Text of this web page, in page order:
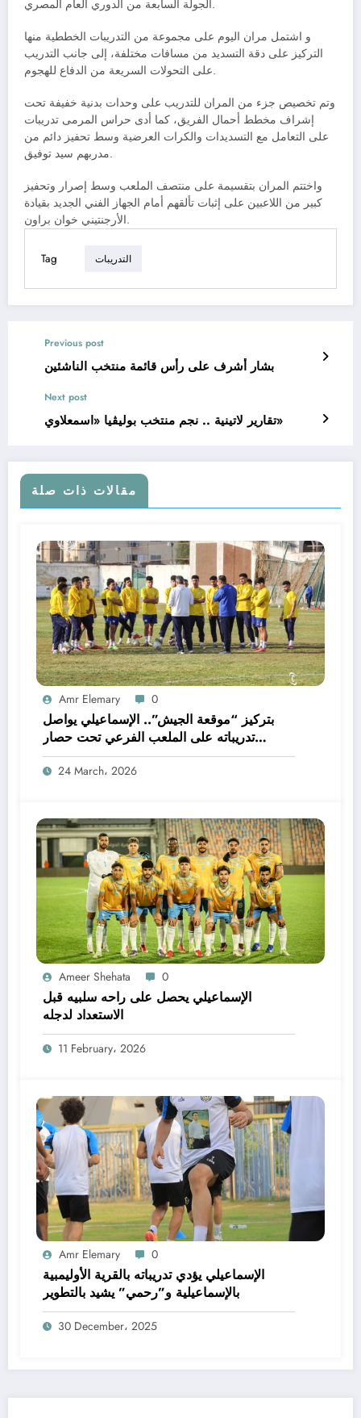
الجولة السابعة من الدوري العام المصري.
و اشتمل مران اليوم على مجموعة من التدريبات الخططية منها
التركيز على دقة التسديد من مسافات مختلفة، إلى جانب التدريب
على التحولات السريعة من الدفاع للهجوم.
وتم تخصيص جزء من المران للتدريب على وحدات بدنية خفيفة تحت
إشراف مخطط أحمال الفريق، كما أدى حراس المرمى تدريبات
على التعامل مع التسديدات والكرات العرضية وسط تحفيز دائم من
مدربهم سيد توفيق.
واختتم المران بتقسيمة على منتصف الملعب وسط إصرار وتحفيز
كبير من اللاعبين على إثبات تألقهم أمام الجهاز الفني الجديد بقيادة
الأرجنتيني خوان براون.
Tag التدريبات
Previous post
بشار أشرف على رأس قائمة منتخب الناشئين
Next post
تقارير لاتينية .. نجم منتخب بوليڤيا «اسمعلاوي»
مقالات ذات صلة
Amr Elemary 0
بتركيز “موقعة الجيش”.. الإسماعيلي يواصل
تدريباته على الملعب الفرعي تحت حصار
الصيانة
24 March، 2026
Ameer Shehata 0
الإسماعيلي يحصل على راحه سلبيه قبل
الاستعداد لدجله
11 February، 2026
Amr Elemary 0
الإسماعيلي يؤدي تدريباته بالقرية الأوليمبية
بالإسماعيلية و”رحمي” يشيد بالتطوير
30 December، 2025